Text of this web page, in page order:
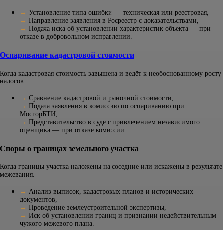
→ Установление типа ошибки — техническая или реестровая,
→ Направление заявления в Росреестр с доказательствами,
→ Подача иска об установлении характеристик объекта — при
отказе в добровольном исправлении.
Оспаривание кадастровой стоимости
Когда кадастровая стоимость завышена и ведёт к необоснованному росту
налогов.
→ Сравнение кадастровой и рыночной стоимости,
→ Подача заявления в комиссию по оспариванию при
МосгорБТИ,
→ Представительство в суде с привлечением независимого
оценщика — при отказе комиссии.
Споры о границах земельного участка
Когда границы участка наложены на соседние или искажены в результате
межевания.
→ Анализ выписок, кадастровых планов и исторических
документов,
→ Проведение землеустроительной экспертизы,
→ Иск об установлении границ и признании недействительным
чужого межевого плана.